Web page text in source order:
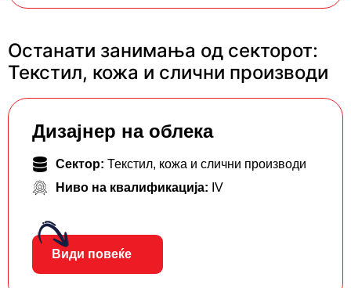
Останати занимања од секторот:
Текстил, кожа и слични производи
Дизајнер на облека
Сектор: Текстил, кожа и слични производи
Ниво на квалификација: IV
Види повеќе